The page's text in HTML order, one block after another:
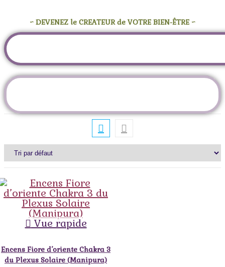
~ DEVENEZ le CREATEUR de VOTRE BIEN-ÊTRE ~
Vue rapide
Encens Fiore d’oriente Chakra 3
du Plexus Solaire (Manipura)